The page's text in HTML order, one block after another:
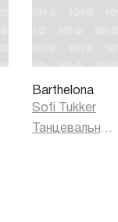
Barthelona
Sofi Tukker
Танцевальная музыка